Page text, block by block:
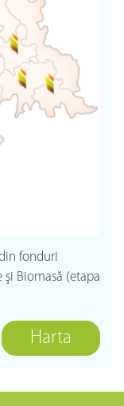
fonduri
Biomasă (etapa
Harta